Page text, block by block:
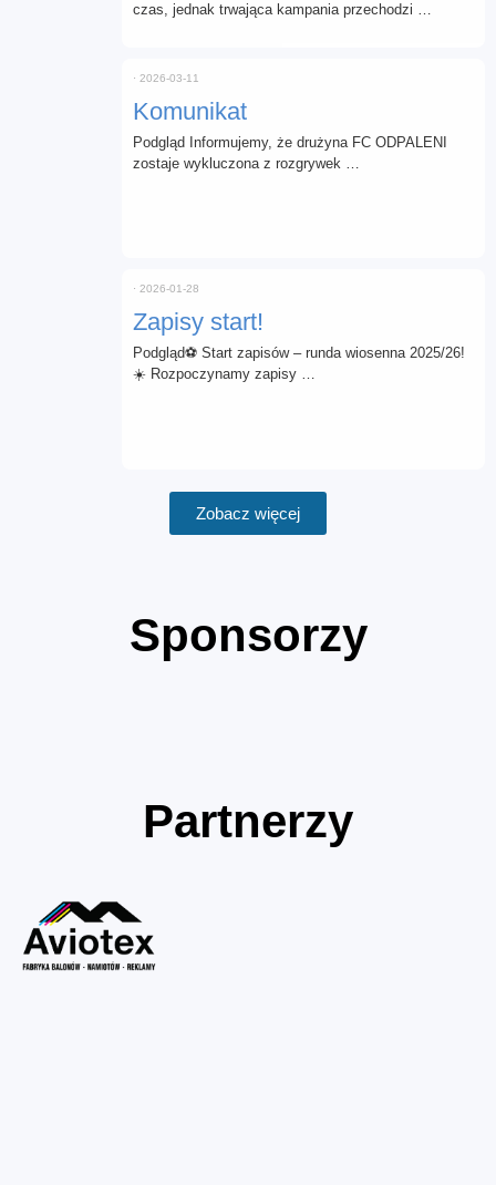
czas, jednak trwająca kampania przechodzi …
Komunikat
⋅ 2026-03-11
Podgląd Informujemy, że drużyna FC ODPALENI
zostaje wykluczona z rozgrywek …
Zapisy start!
⋅ 2026-01-28
Podgląd⚽ Start zapisów – runda wiosenna 2025/26!
☀️ Rozpoczynamy zapisy …
Zobacz więcej
Sponsorzy
Partnerzy